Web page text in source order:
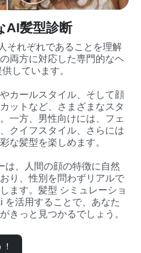
AI髪型診断
それぞれであることを理解
両方に対応した専門的なヘ
しています。
カールスタイル、そして顔
ットなど、さまざまなスタ
一方、男性向けには、フェ
クイフスタイル、さらには
な髪型を楽しめます。
は、人間の顔の特徴に自然
り、性別を問わずリアルで
ます。髪型 シミュレーショ
を活用することで、あなた
きっと見つかるでしょう。